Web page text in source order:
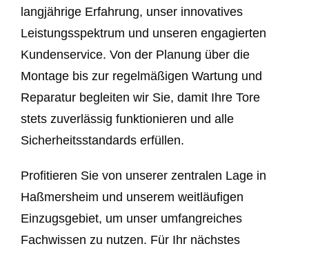
langjährige Erfahrung, unser innovatives
Leistungsspektrum und unseren engagierten
Kundenservice. Von der Planung über die
Montage bis zur regelmäßigen Wartung und
Reparatur begleiten wir Sie, damit Ihre Tore
stets zuverlässig funktionieren und alle
Sicherheitsstandards erfüllen.
Profitieren Sie von unserer zentralen Lage in
Haßmersheim und unserem weitläufigen
Einzugsgebiet, um unser umfangreiches
Fachwissen zu nutzen. Für Ihr nächstes